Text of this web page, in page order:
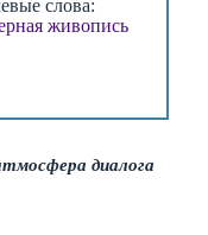
слова:
живопись
диалога